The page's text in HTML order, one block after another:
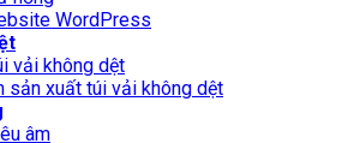
WordPress
vải không dệt
sản xuất túi vải không dệt
âm